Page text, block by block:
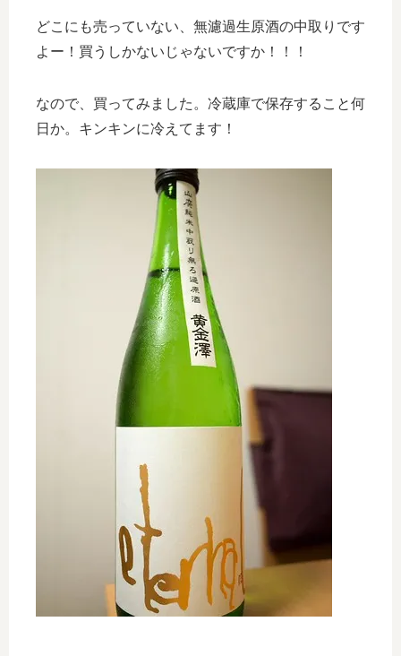
どこにも売っていない、無濾過生原酒の中取りです
よー！買うしかないじゃないですか！！！
なので、買ってみました。冷蔵庫で保存すること何
日か。キンキンに冷えてます！